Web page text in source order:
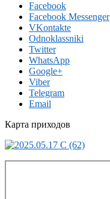
Facebook
Facebook Messenger
VKontakte
Odnoklassniki
Twitter
WhatsApp
Google+
Viber
Telegram
Email
Карта приходов